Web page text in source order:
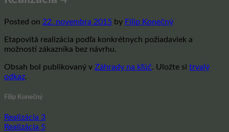
Posted on 22. novembra 2015 by Filip Konečný
Etapovitá realizácia podľa konkrétnych požiadaviek a
možností zákazníka bez návrhu.
Obsah bol publikovaný v Záhrady na kľúč. Uložte si trvalý
odkaz.
Filip Konečný
Realizácia 3
Realizácia 5